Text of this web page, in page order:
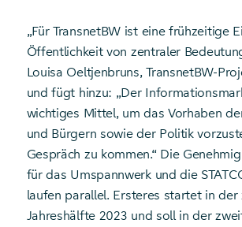
„Für TransnetBW ist eine frühzeitige
Öffentlichkeit von zentraler
Louisa Oeltjenbruns, TransnetBW-
und fügt hinzu: „Der
wichtiges Mittel, um das Vorhaben
und Bürgern sowie der Politik
Gespräch zu kommen.“ Die
für das Umspannwerk und die
laufen parallel. Ersteres startet in der
Jahreshälfte 2023 und soll in der